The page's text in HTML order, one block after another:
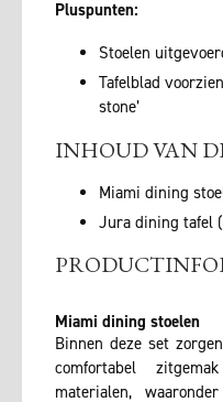
Pluspunten:
Stoelen
Tafelblad
stone’
INHOUD VAN
Miami dining
Jura dining tafel
Miami dining stoelen
Binnen deze set
comfortabel
materialen,